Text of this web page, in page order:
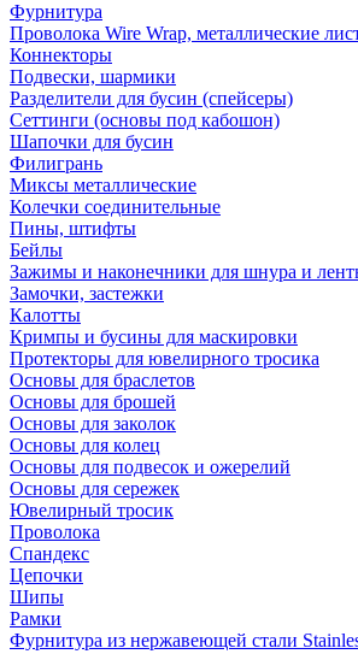
Фурнитура
Проволока Wire Wrap, металлические
Коннекторы
Подвески, шармики
Разделители для бусин (спейсеры)
Сеттинги (основы под кабошон)
Шапочки для бусин
Филигрань
Миксы металлические
Колечки соединительные
Пины, штифты
Бейлы
Зажимы и наконечники для шнура и
Замочки, застежки
Калотты
Кримпы и бусины для маскировки
Протекторы для ювелирного тросика
Основы для браслетов
Основы для брошей
Основы для заколок
Основы для колец
Основы для подвесок и ожерелий
Основы для сережек
Ювелирный тросик
Проволока
Спандекс
Цепочки
Шипы
Рамки
Фурнитура из нержавеющей стали